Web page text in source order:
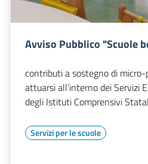
Avviso Pubblico "Scuole
contributi a sostegno di
attuarsi all’interno dei Servizi
degli Istituti Comprensivi
Servizi per le scuole